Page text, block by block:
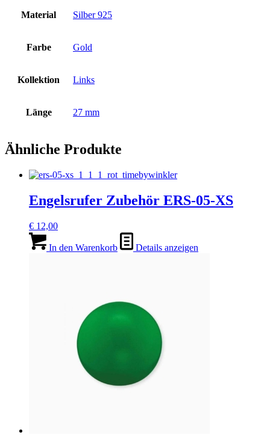
Material Silber 925
Farbe Gold
Kollektion Links
Länge 27 mm
Ähnliche Produkte
Engelsrufer Zubehör ERS-05-XS
€ 12,00
In den Warenkorb Details anzeigen